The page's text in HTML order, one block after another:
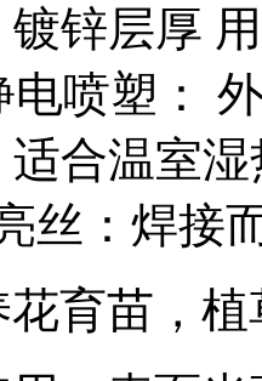
锌层厚
电喷塑：
合温室湿
丝：焊接
育苗，